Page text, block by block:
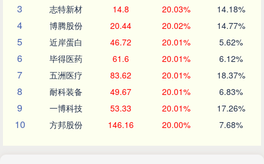
3 志特新材 14.8 20.03% 14.18%
4 博腾股份 20.44 20.02% 14.77%
5 近岸蛋白 46.72 20.01% 5.62%
6 毕得医药 61.6 20.01% 6.12%
7 五洲医疗 83.62 20.01% 18.37%
8 耐科装备 49.67 20.01% 6.83%
9 一博科技 53.33 20.01% 17.26%
10 方邦股份 146.16 20.00% 7.68%